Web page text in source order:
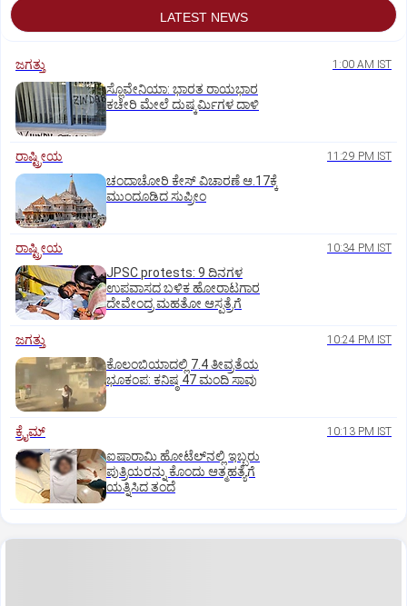
LATEST NEWS
ಜಗತ್ತು 1:00 AM IST
ಸ್ಲೊವೇನಿಯಾ: ಭಾರತ ರಾಯಭಾರ
ಕಚೇರಿ ಮೇಲೆ ದುಷ್ಕರ್ಮಿಗಳ ದಾಳಿ
ರಾಷ್ಟ್ರೀಯ 11:29 PM IST
ಚಂದಾಚೋರಿ ಕೇಸ್‌ ವಿಚಾರಣೆ ಆ.17ಕ್ಕೆ
ಮುಂದೂಡಿದ ಸುಪ್ರೀಂ
ರಾಷ್ಟ್ರೀಯ 10:34 PM IST
JPSC protests: 9 ದಿನಗಳ
ಉಪವಾಸದ ಬಳಿಕ ಹೋರಾಟಗಾರ
ದೇವೇಂದ್ರ ಮಹತೋ ಆಸ್ಪತ್ರೆಗೆ
ಜಗತ್ತು 10:24 PM IST
ಕೊಲಂಬಿಯಾದಲ್ಲಿ 7.4 ತೀವ್ರತೆಯ
ಭೂಕಂಪ: ಕನಿಷ್ಠ 47 ಮಂದಿ ಸಾವು
ಕ್ರೈಮ್ 10:13 PM IST
ಐಷಾರಾಮಿ ಹೋಟೆಲ್‌ನಲ್ಲಿ ಇಬ್ಬರು
ಪುತ್ರಿಯರನ್ನು ಕೊಂದು ಆತ್ಮಹತ್ಯೆಗೆ
ಯತ್ನಿಸಿದ ತಂದೆ